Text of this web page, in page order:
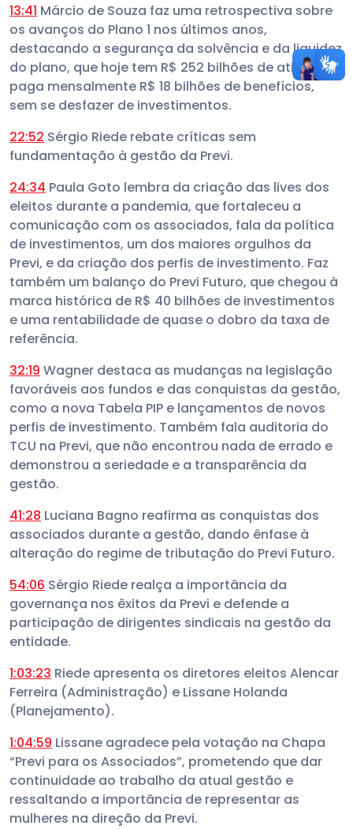
13:41 Márcio de Souza faz uma retrospectiva sobre
os avanços do Plano 1 nos últimos anos,
destacando a segurança da solvência e da liquidez
do plano, que hoje tem R$ 252 bilhões de ativos e
paga mensalmente R$ 18 bilhões de benefícios,
sem se desfazer de investimentos.
22:52 Sérgio Riede rebate críticas sem
fundamentação à gestão da Previ.
24:34 Paula Goto lembra da criação das lives dos
eleitos durante a pandemia, que fortaleceu a
comunicação com os associados, fala da política
de investimentos, um dos maiores orgulhos da
Previ, e da criação dos perfis de investimento. Faz
também um balanço do Previ Futuro, que chegou à
marca histórica de R$ 40 bilhões de investimentos
e uma rentabilidade de quase o dobro da taxa de
referência.
32:19 Wagner destaca as mudanças na legislação
favoráveis aos fundos e das conquistas da gestão,
como a nova Tabela PIP e lançamentos de novos
perfis de investimento. Também fala auditoria do
TCU na Previ, que não encontrou nada de errado e
demonstrou a seriedade e a transparência da
gestão.
41:28 Luciana Bagno reafirma as conquistas dos
associados durante a gestão, dando ênfase à
alteração do regime de tributação do Previ Futuro.
54:06 Sérgio Riede realça a importância da
governança nos êxitos da Previ e defende a
participação de dirigentes sindicais na gestão da
entidade.
1:03:23 Riede apresenta os diretores eleitos Alencar
Ferreira (Administração) e Lissane Holanda
(Planejamento).
1:04:59 Lissane agradece pela votação na Chapa
“Previ para os Associados”, prometendo que dar
continuidade ao trabalho da atual gestão e
ressaltando a importância de representar as
mulheres na direção da Previ.